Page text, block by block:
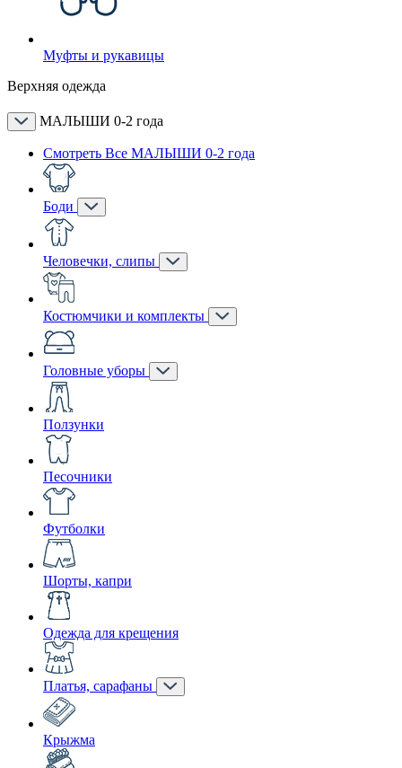
Муфты и рукавицы
Верхняя одежда
МАЛЫШИ 0-2 года
Смотреть Все МАЛЫШИ 0-2 года
Боди
Человечки, слипы
Костюмчики и комплекты
Головные уборы
Ползунки
Песочники
Футболки
Шорты, капри
Одежда для крещения
Платья, сарафаны
Крыжма